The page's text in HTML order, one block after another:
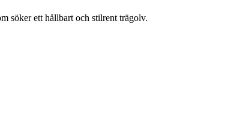
söker ett hållbart och stilrent trägolv.